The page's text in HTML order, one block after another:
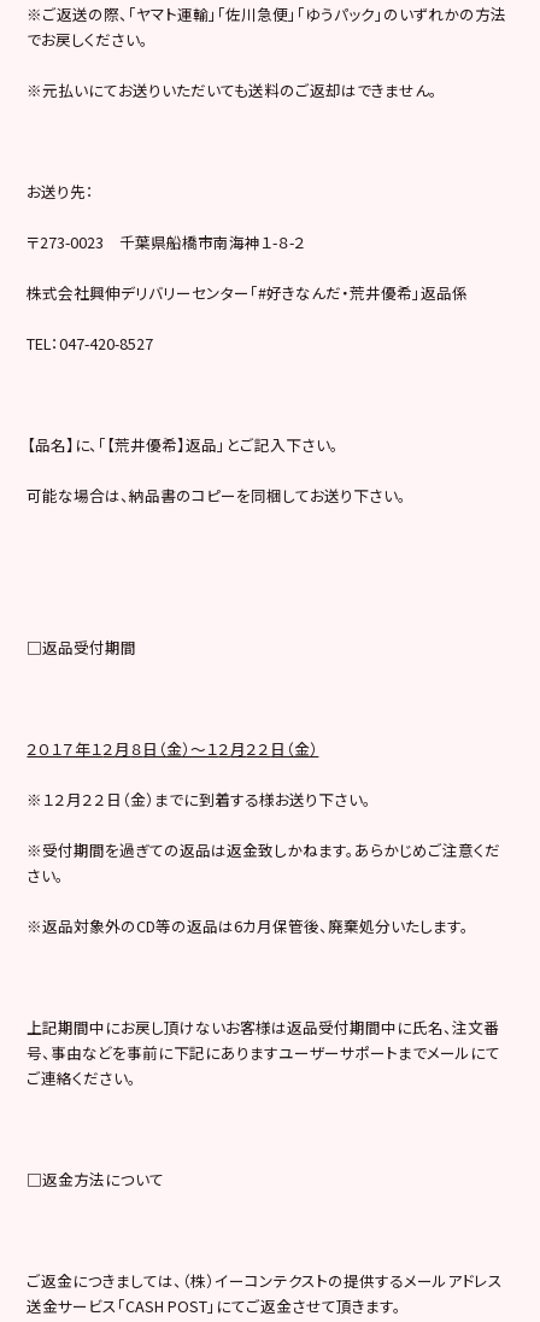
※ご返送の際、「ヤマト運輸」「佐川急便」「ゆうパック」のいずれかの方法
でお戻しください。
※元払いにてお送りいただいても送料のご返却はできません。
お送り先：
〒273-0023 千葉県船橋市南海神１-８-２
株式会社興伸デリバリーセンター「#好きなんだ・荒井優希」返品係
TEL：047-420-8527
【品名】に、「【荒井優希】返品」とご記入下さい。
可能な場合は、納品書のコピーを同梱してお送り下さい。
□返品受付期間
２０１７年１ ２ 月 ８日（金）～１ ２ 月２２ 日（金）
※１２月２２日（金）までに到着する様お送り下さい。
※受付期間を過ぎての返品は返金致しかねます。あらかじめご注意くだ
さい。
※返品対象外のCD等の返品は6カ月保管後、廃棄処分いたします。
上記期間中にお戻し頂けないお客様は返品受付期間中に氏名、注文番
号、事由などを事前に下記にありますユーザーサポートまでメールにて
ご連絡ください。
□返金方法について
ご返金につきましては、（株）イーコンテクストの提供するメールアドレス
送金サービス「CASH POST」にてご返金させて頂きます。